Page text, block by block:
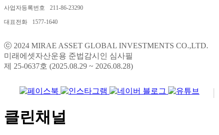
사업자등록번호 211-86-23290
대표전화 1577-1640
ⓒ 2024 MIRAE ASSET GLOBAL INVESTMENTS CO.,LTD.
미래에셋자산운용 준법감시인 심사필
제 25-0637호 (2025.08.29 ~ 2026.08.28)
클린채널